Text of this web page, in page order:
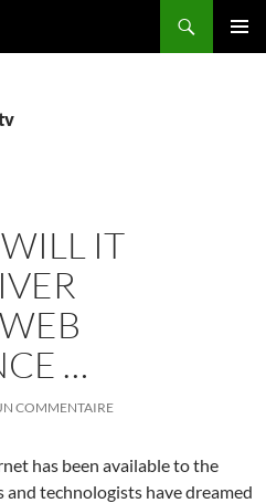
IT
…
COMMENTAIRE
has been available to the
technologists have dreamed